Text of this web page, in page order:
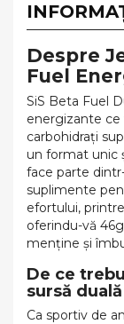
Despre
Fuel
SiS Beta Fuel
energizante ce
carbohidrați
un format unic
face parte
suplimente
efortului,
oferindu-vă
menține și
De ce
sursă
Ca sportiv de